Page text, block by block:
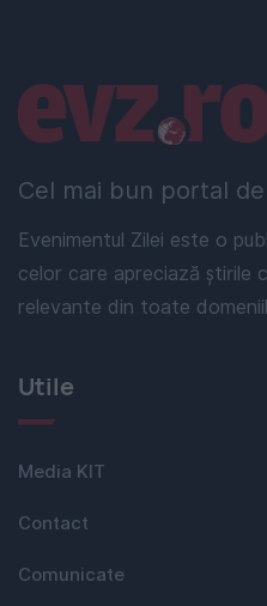
Cel mai bun portal
Evenimentul Zilei este o
celor care apreciază știrile
relevante din toate
Linkuri utile
Utile
Media KIT
Contact
Comunicate